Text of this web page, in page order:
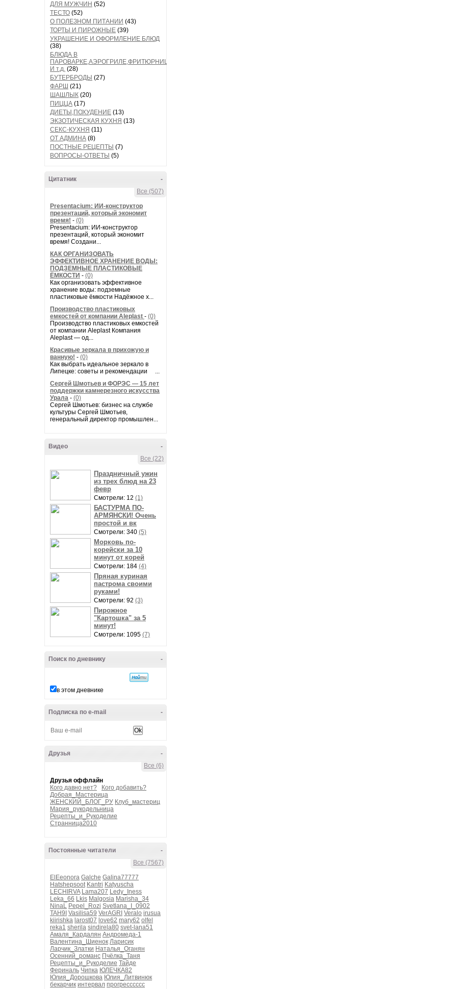
ДЛЯ МУЖЧИН (52)
ТЕСТО (52)
О ПОЛЕЗНОМ ПИТАНИИ (43)
ТОРТЫ И ПИРОЖНЫЕ (39)
УКРАШЕНИЕ И ОФОРМЛЕНИЕ БЛЮД
(38)
БЛЮДА В
ПАРОВАРКЕ,АЭРОГРИЛЕ,ФРИТЮРНИЦЕ
И т.д. (28)
БУТЕРБРОДЫ (27)
ФАРШ (21)
ШАШЛЫК (20)
ПИЦЦА (17)
ДИЕТЫ,ПОХУДЕНИЕ (13)
ЭКЗОТИЧЕСКАЯ КУХНЯ (13)
СЕКС-КУХНЯ (11)
ОТ АДМИНА (8)
ПОСТНЫЕ РЕЦЕПТЫ (7)
ВОПРОСЫ-ОТВЕТЫ (5)
-
Цитатник
Все (507)
Presentacium: ИИ‑конструктор
презентаций, который экономит
время! - (0)
Presentacium: ИИ‑конструктор
презентаций, который экономит
время! Создани...
КАК ОРГАНИЗОВАТЬ
ЭФФЕКТИВНОЕ ХРАНЕНИЕ ВОДЫ:
ПОДЗЕМНЫЕ ПЛАСТИКОВЫЕ
ЁМКОСТИ - (0)
Как организовать эффективное
хранение воды: подземные
пластиковые ёмкости Надёжное х...
Производство пластиковых
емкостей от компании Aleplast - (0)
Производство пластиковых емкостей
от компании Aleplast Компания
Aleplast — од...
Красивые зеркала в прихожую и
ванную! - (0)
Как выбрать идеальное зеркало в
Липецке: советы и рекомендации ...
Сергей Шмотьев и ФОРЭС — 15 лет
поддержки камнерезного искусства
Урала - (0)
Сергей Шмотьев: бизнес на службе
культуры Сергей Шмотьев,
генеральный директор промышлен...
-
Видео
Все (22)
Праздничный ужин
из трех блюд на 23
февр
Смотрели: 12 (1)
БАСТУРМА ПО-
АРМЯНСКИ! Очень
простой и вк
Смотрели: 340 (5)
Морковь по-
корейски за 10
минут от корей
Смотрели: 184 (4)
Пряная куриная
пастрома своими
руками!
Смотрели: 92 (3)
Пирожное
"Картошка" за 5
минут!
Смотрели: 1095 (7)
-
Поиск по дневнику
в этом дневнике
-
Подписка по e-mail
-
Друзья
Все (6)
Друзья оффлайн
Кого давно нет?
Кого добавить?
Добрая_Мастерица
ЖЕНСКИЙ_БЛОГ_РУ Клуб_мастериц
Мария_рукодельница
Рецепты_и_Рукоделие
Странница2010
-
Постоянные читатели
Все (7567)
ElEeonora Galche Galina77777
Hatshepsoot Kantri Katyuscha
LECHIRVA Lama207 Ledy_Iness
Leka_66 Lkis Malgosia Marisha_34
NinaL Pepel_Rozi Svetlana_I_0902
TAH9I Vasilisa59 VerAGRI Veralo irusua
kiirishka larost07 love62 mary62 olfel
reka1 sherila sindirela80 svet-lana51
Амаля_Кардалян Андромеда-1
Валентина_Шиенок Ларисик
Ларчик_Златки Наталья_Оганян
Осенний_романс Пчёлка_Таня
Рецепты_и_Рукоделие Тайде
Фериналь Чипка ЮЛЕЧКА82
Юлия_Дорошкова Юлия_Литвинюк
бекарчик интервал прогресссссс